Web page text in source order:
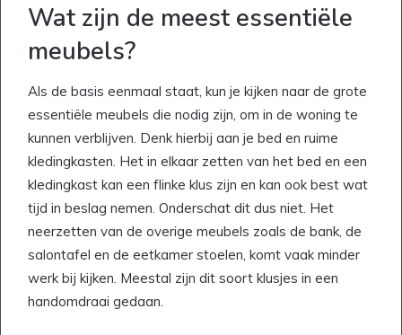
Wat zijn de meest essentiële
meubels?
Als de basis eenmaal staat, kun je kijken naar de grote
essentiële meubels die nodig zijn, om in de woning te
kunnen verblijven. Denk hierbij aan je bed en ruime
kledingkasten. Het in elkaar zetten van het bed en een
kledingkast kan een flinke klus zijn en kan ook best wat
tijd in beslag nemen. Onderschat dit dus niet. Het
neerzetten van de overige meubels zoals de bank, de
salontafel en de eetkamer stoelen, komt vaak minder
werk bij kijken. Meestal zijn dit soort klusjes in een
handomdraai gedaan.